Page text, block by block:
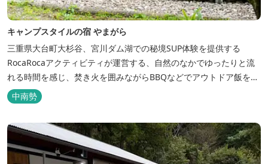
キャンプスタイルの宿 やまがら
三重県大台町大杉谷、宮川ダム湖での秘境SUP体験を提供する
RocaRocaアクティビティが運営する、自然のなかでゆったりと流
れる時間を感じ、焚き火を囲みながらBBQなどでアウトドア飯を愉
しめる宿。 ベッドルーム以外でも、満点の星空を眺めながらテント
を張って寝ることもできるキャンプスタイルでおもいおもいのひと
時をお過ごしください。 2023年6月よりペット可となりました。
中南勢